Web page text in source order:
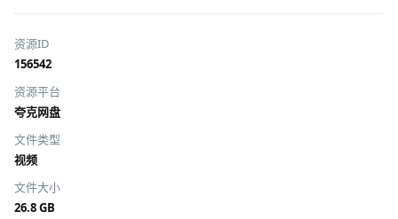
资源ID
156542
资源平台
夸克网盘
文件类型
视频
文件大小
26.8 GB